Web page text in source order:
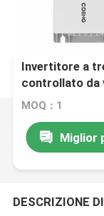
Invertitore a
controllato da
velocità stabile
MOQ：1
Miglior
DESCRIZIONE